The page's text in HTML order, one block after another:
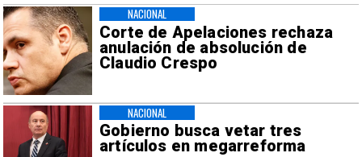
Corte de Apelaciones rechaza
anulación de absolución de
Claudio Crespo
NACIONAL
Gobierno busca vetar tres
artículos en megarreforma
NACIONAL